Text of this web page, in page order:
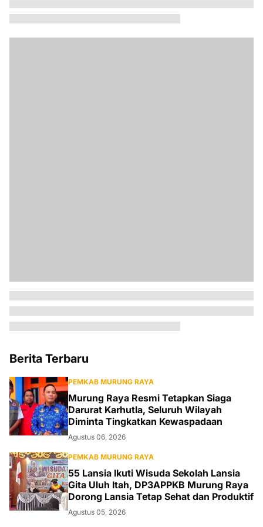
Berita Terbaru
PEMKAB MURUNG RAYA
Murung Raya Resmi Tetapkan Siaga
Darurat Karhutla, Seluruh Wilayah
Diminta Tingkatkan Kewaspadaan
Agustus 06, 2026
PEMKAB MURUNG RAYA
55 Lansia Ikuti Wisuda Sekolah Lansia
Gita Uluh Itah, DP3APPKB Murung Raya
Dorong Lansia Tetap Sehat dan Produktif
Agustus 05, 2026